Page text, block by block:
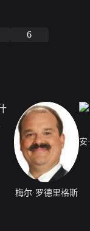
6
梅尔·罗德里格斯